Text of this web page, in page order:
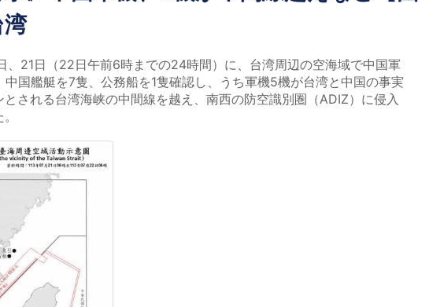
21日（22日午前6時までの24時間）に、台湾周辺の空海域で中国軍
中国艦艇を7隻、公務船を1隻確認し、うち軍機5機が台湾と中国の事実
とされる台湾海峡の中間線を越え、南西の防空識別圏（ADIZ）に侵入